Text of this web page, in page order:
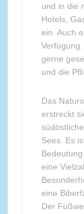
und in die
Hotels,
ein. Auch
gerne
und die
Das
erstreckt
Sees. Es
eine
eine
Der